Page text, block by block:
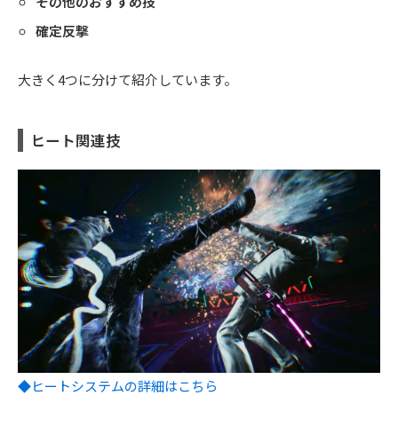
確定反撃
大きく4つに分けて紹介しています。
ヒート関連技
◆ヒートシステムの詳細はこちら